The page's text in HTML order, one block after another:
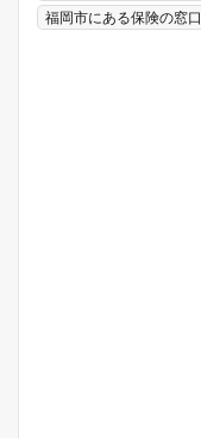
福岡市にある保険の窓口